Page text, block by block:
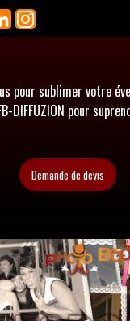
pour sublimer votre
DIFFUZION pour
Demande de devis